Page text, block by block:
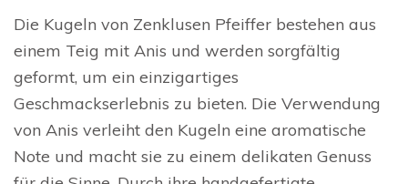
Die Kugeln von Zenklusen Pfeiffer bestehen aus
einem Teig mit Anis und werden sorgfältig
geformt, um ein einzigartiges
Geschmackserlebnis zu bieten. Die Verwendung
von Anis verleiht den Kugeln eine aromatische
Note und macht sie zu einem delikaten Genuss